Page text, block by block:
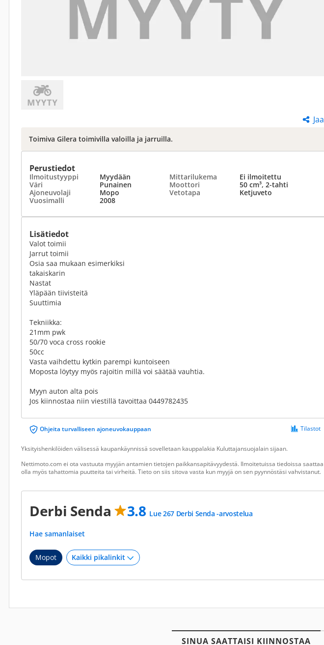
Jaa
Toimiva Gilera toimivilla valoilla ja jarruilla.
Perustiedot
Ilmoitustyyppi Myydään Mittarilukema
Ei ilmoitettu
Väri
Punainen Moottori
50 cm³, 2-tahti
Ajoneuvolaji
Mopo Vetotapa
Ketjuveto
Vuosimalli
2008
Lisätiedot
Valot toimii
Jarrut toimii
Osia saa mukaan esimerkiksi
takaiskarin
Nastat
Yläpään tiivisteitä
Suuttimia
Tekniikka:
21mm pwk
50/70 voca cross rookie
50cc
Vasta vaihdettu kytkin parempi kuntoiseen
Moposta löytyy myös rajoitin millä voi säätää vauhtia.
Myyn auton alta pois
Jos kiinnostaa niin viestillä tavoittaa 0449782435
Ohjeita turvalliseen ajoneuvokauppaan Tilastot
Yksityishenkilöiden välisessä kaupankäynnissä sovelletaan kauppalakia Kuluttajansuojalain sijaan.
Nettimoto.com ei ota vastuuta myyjän antamien tietojen paikkansapitävyydestä. Ilmoitetuissa tiedoissa saattaa
olla myös tahattomia puutteita tai virheitä. Tieto on siis sitova vasta kun myyjä on sen pyynnöstäsi vahvistanut.
Derbi Senda 3.8 Lue 267 Derbi Senda -arvostelua
Hae samanlaiset
Mopot
SINUA SAATTAISI KIINNOSTAA